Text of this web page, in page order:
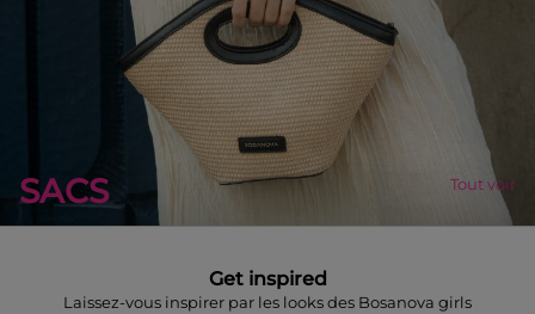
SACS Tout voir
Get inspired
Laissez-vous inspirer par les looks des Bosanova girls